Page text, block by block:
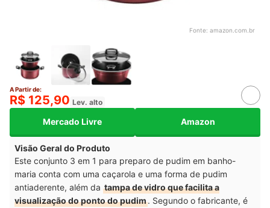
Fonte: amazon.com.br
A Partir de:
R$ 125,90 Lev. alto
Mercado Livre Amazon
Visão Geral do Produto
Este conjunto 3 em 1 para preparo de pudim em banho-
maria conta com uma caçarola e uma forma de pudim
antiaderente, além da tampa de vidro que facilita a
visualização do ponto do pudim. Segundo o fabricante, é